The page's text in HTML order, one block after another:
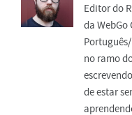
Editor do
da
no ramo
de estar